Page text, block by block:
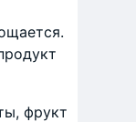
фрукт